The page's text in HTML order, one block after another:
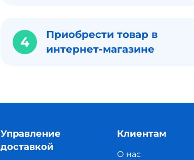
4
Приобрести товар в
интернет-магазине
Управление
доставкой
Клиентам
О нас